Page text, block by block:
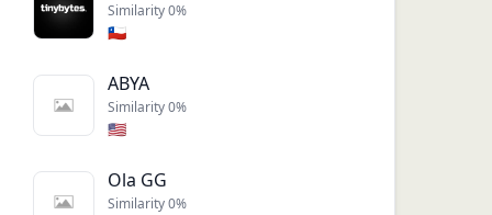
Similarity0%
🇨🇱
ABYA
Similarity0%
🇺🇸
Ola GG
Similarity0%